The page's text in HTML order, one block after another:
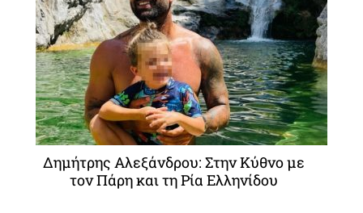
Δημήτρης Αλεξάνδρου: Στην Κύθνο με
τον Πάρη και τη Ρία Ελληνίδου